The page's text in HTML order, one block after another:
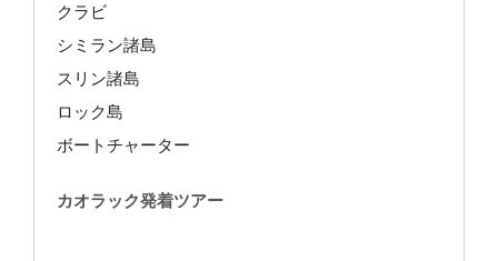
クラビ
シミラン諸島
スリン諸島
ロック島
ボートチャーター
カオラック発着ツアー